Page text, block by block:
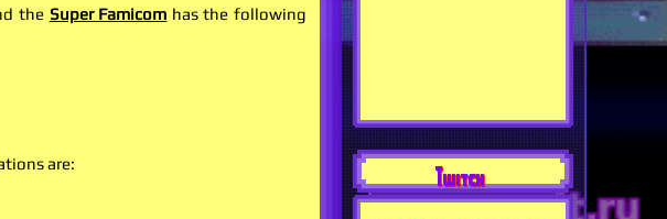
the Super Famicom has the following
are:
Twitch